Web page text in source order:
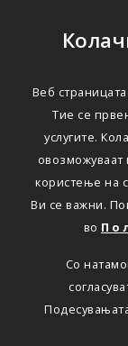
Веб
Тие се
услугите.
овозможуваат
користење на
Ви се важни.
во
Со